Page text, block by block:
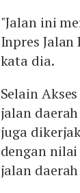
"Jalan ini
Inpres
kata dia.
Selain
jalan
juga
dengan
jalan